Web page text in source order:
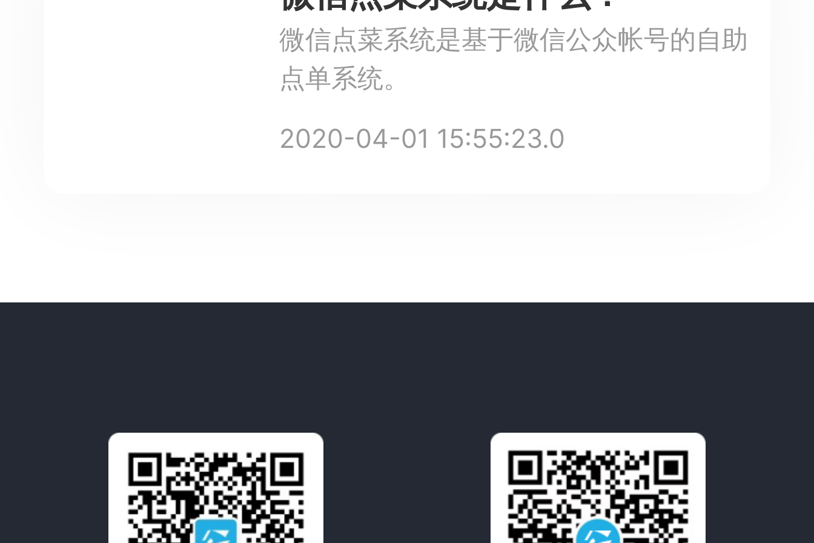
微信点菜系统是基于微信公众帐号的自助
点单系统。
2020-04-01 15:55:23.0